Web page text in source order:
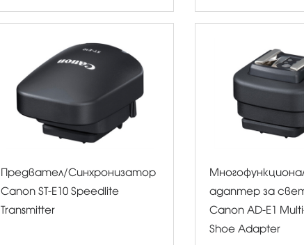
Предвател/Синхронизатор
Canon ST-E10 Speedlite
Transmitter
адаптер за
Canon AD-E1
Shoe Adapter